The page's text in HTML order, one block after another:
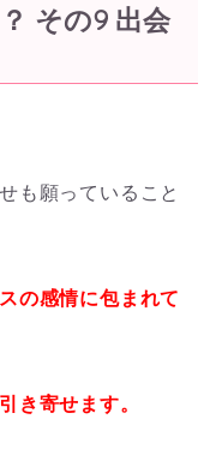
その9 出会
も願っていること
の感情に包まれて
き寄せます。